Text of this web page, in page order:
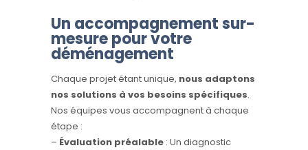
Un accompagnement sur-
mesure pour votre
déménagement
Chaque projet étant unique, nous adaptons
nos solutions à vos besoins spécifiques.
Nos équipes vous accompagnent à chaque
étape :
– Évaluation préalable : Un diagnostic